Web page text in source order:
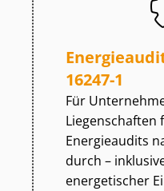
16247-1
Für
Liegenschaften
Energieaudits
durch –
energetischer